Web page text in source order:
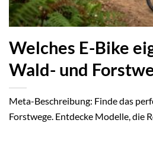
Welches E-Bike
Wald- und
Meta-Beschreibung: Finde das
Forstwege. Entdecke Modelle, die